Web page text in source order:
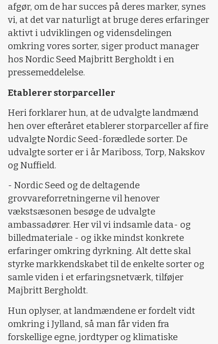
afgør, om de har succes på deres marker, synes
vi, at det var naturligt at bruge deres erfaringer
aktivt i udviklingen og vidensdelingen
omkring vores sorter, siger product manager
hos Nordic Seed Majbritt Bergholdt i en
pressemeddelelse.
Etablerer storparceller
Heri forklarer hun, at de udvalgte landmænd
hen over efteråret etablerer storparceller af fire
udvalgte Nordic Seed-forædlede sorter. De
udvalgte sorter er i år Mariboss, Torp, Nakskov
og Nuffield.
- Nordic Seed og de deltagende
grovvareforretningerne vil henover
vækstsæsonen besøge de udvalgte
ambassadører. Her vil vi indsamle data- og
billedmateriale - og ikke mindst konkrete
erfaringer omkring dyrkning. Alt dette skal
styrke markkendskabet til de enkelte sorter og
samle viden i et erfaringsnetværk, tilføjer
Majbritt Bergholdt.
Hun oplyser, at landmændene er fordelt vidt
omkring i Jylland, så man får viden fra
forskellige egne, jordtyper og klimatiske